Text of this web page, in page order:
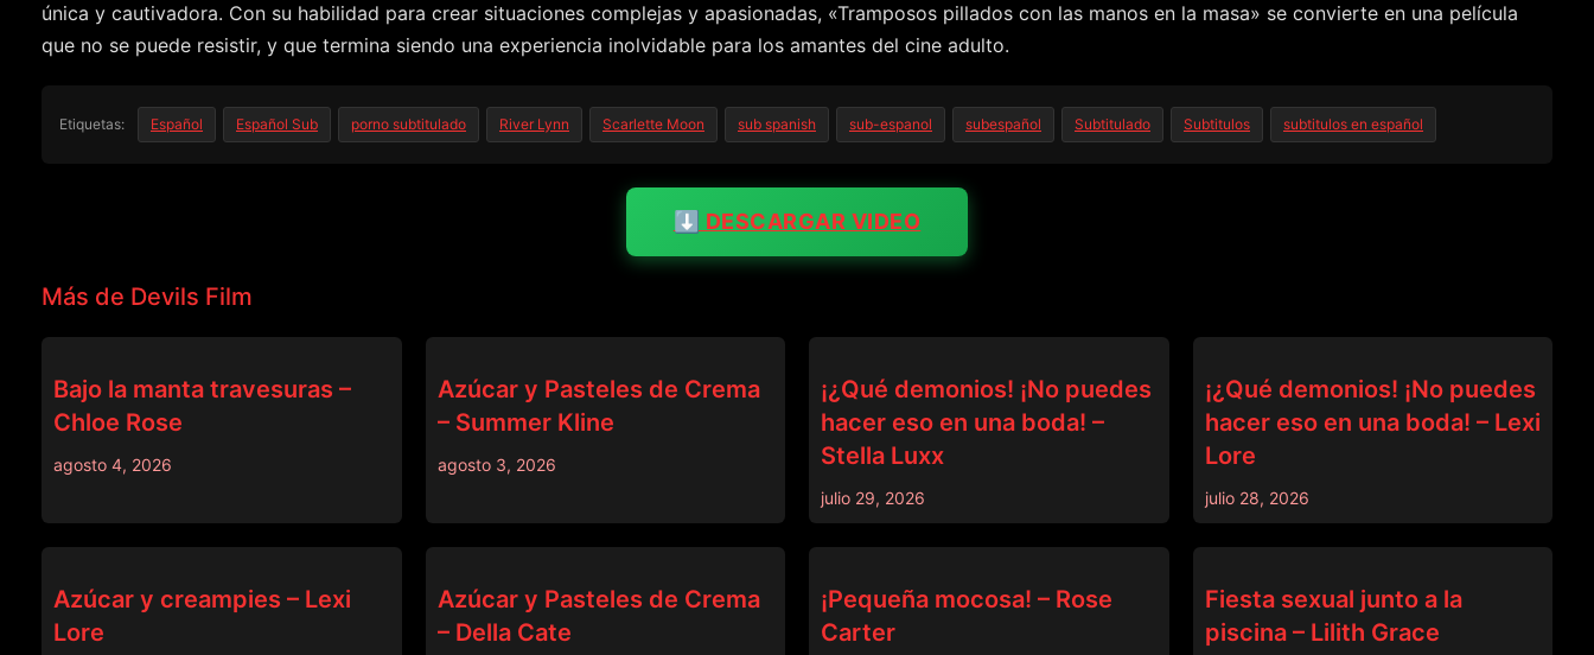
única y cautivadora. Con su habilidad para crear situaciones complejas y apasionadas, «Tramposos pillados con las manos en la masa» se convierte en una película
que no se puede resistir, y que termina siendo una experiencia inolvidable para los amantes del cine adulto.
Etiquetas: Español Español Sub porno subtitulado River Lynn Scarlette Moon sub spanish sub-espanol subespañol Subtitulado Subtitulos subtitulos en español
⬇️ DESCARGAR VIDEO
Más de Devils Film
Bajo la manta travesuras –
Chloe Rose
agosto 4, 2026
Azúcar y Pasteles de Crema
– Summer Kline
agosto 3, 2026
¡¿Qué demonios! ¡No puedes
hacer eso en una boda! –
Stella Luxx
julio 29, 2026
¡¿Qué demonios! ¡No puedes
hacer eso en una boda! – Lexi
Lore
julio 28, 2026
Azúcar y creampies – Lexi
Lore
Azúcar y Pasteles de Crema
– Della Cate
¡Pequeña mocosa! – Rose
Carter
Fiesta sexual junto a la
piscina – Lilith Grace